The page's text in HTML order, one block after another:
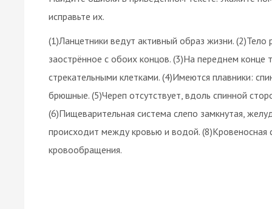
исправьте их.
(1)Ланцетники ведут активный образ жизни.
заострённое с обоих концов. (3)На переднем
стрекательными клетками. (4)Имеются плавники:
брюшные. (5)Череп отсутствует, вдоль спинной
(6)Пищеварительная система слепо замкнутая,
происходит между кровью и водой. (8)Кровеносная
кровообращения.